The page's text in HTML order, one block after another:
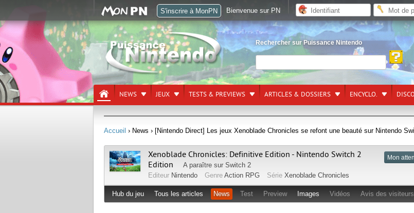
Rechercher sur Puissance Nintendo
NEWS JEUX TESTS & PREVIEWS ARTICLES & DOSSIERS ENCYCLO.
Accueil › News › [Nintendo Direct] Les jeux Xenoblade Chronicles se refont une beauté sur Nintendo
Mon
Xenoblade Chronicles: Definitive Edition - Nintendo Switch 2
Edition
A paraître sur Switch 2
Editeur Nintendo Genre Action RPG Série Xenoblade Chronicles
Hub du jeu Tous les articles News Test Preview Images Vidéos Avis des visiteurs
S'inscrire à MonPN Bienvenue sur PN